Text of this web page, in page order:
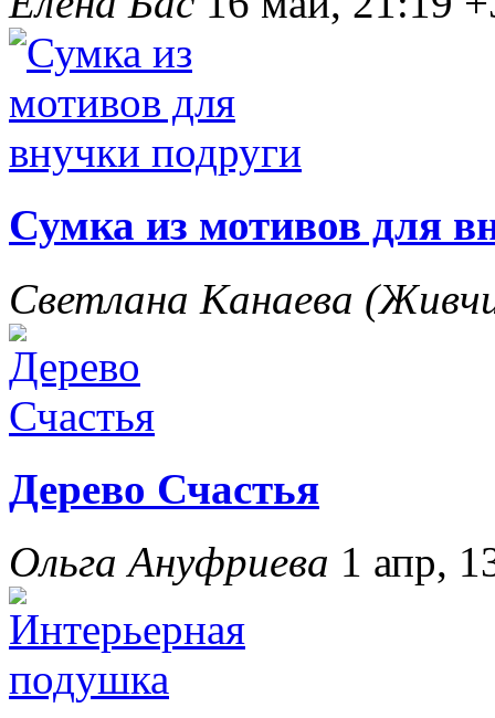
Сумка из мотивов для
Светлана Канаева
Дерево Счастья
Ольга Ануфриева 1 апр,